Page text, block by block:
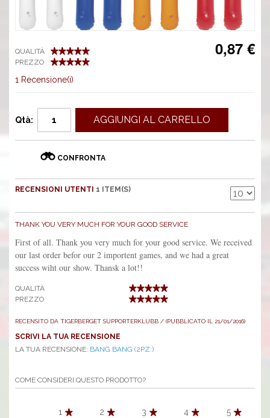
0,87 €
QUALITÀ
PREZZO
1 Recensione(i)
Qtà: AGGIUNGI AL CARRELLO
CONFRONTA
RECENSIONI UTENTI 1 ITEM(S)
THANK YOU VERY MUCH FOR YOUR GOOD SERVICE
First of all. Thank you very much for your good service. We received
our last order befor our 2 importent games, and we had a great
success wiht our show. Thansk a lot!!
QUALITÀ
PREZZO
RECENSITO DA TIGERBERGET SUPPORTERKLUBB / (PUBBLICATO IL 21/01/2016)
SCRIVI LA TUA RECENSIONE
LA TUA RECENSIONE: BANG BANG (2PZ.)
COME CONSIDERI QUESTO PRODOTTO?
1 2 3 4 5